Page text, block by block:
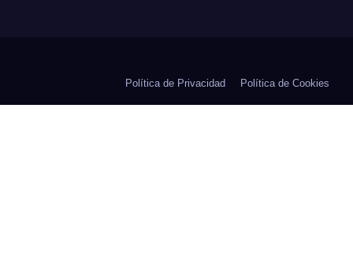
Política de Privacidad Política de Cookies